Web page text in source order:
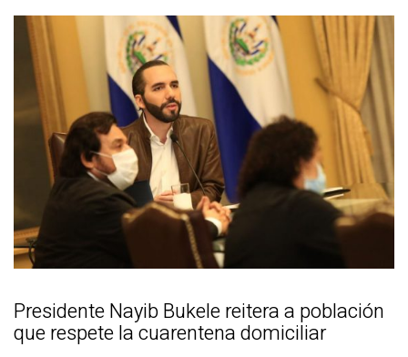
Presidente Nayib Bukele reitera a población
que respete la cuarentena domiciliar